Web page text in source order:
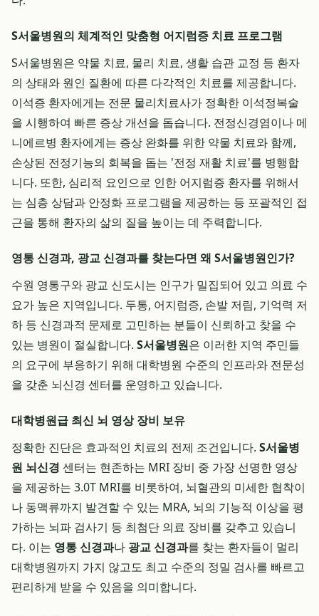
S서울병원의 체계적인 맞춤형 어지럼증 치료 프로그램
S서울병원은 약물 치료, 물리 치료, 생활 습관 교정 등 환자
의 상태와 원인 질환에 따른 다각적인 치료를 제공합니다.
이석증 환자에게는 전문 물리치료사가 정확한 이석정복술
을 시행하여 빠른 증상 개선을 돕습니다. 전정신경염이나 메
니에르병 환자에게는 증상 완화를 위한 약물 치료와 함께,
손상된 전정기능의 회복을 돕는 '전정 재활 치료'를 병행합
니다. 또한, 심리적 요인으로 인한 어지럼증 환자를 위해서
는 심층 상담과 안정화 프로그램을 제공하는 등 포괄적인 접
근을 통해 환자의 삶의 질을 높이는 데 주력합니다.
영통 신경과, 광교 신경과를 찾는다면 왜 S서울병원인가?
수원 영통구와 광교 신도시는 인구가 밀집되어 있고 의료 수
요가 높은 지역입니다. 두통, 어지럼증, 손발 저림, 기억력 저
하 등 신경과적 문제로 고민하는 분들이 신뢰하고 찾을 수
있는 병원이 절실합니다. S서울병원은 이러한 지역 주민들
의 요구에 부응하기 위해 대학병원 수준의 인프라와 전문성
을 갖춘 뇌신경 센터를 운영하고 있습니다.
대학병원급 최신 뇌 영상 장비 보유
정확한 진단은 효과적인 치료의 전제 조건입니다. S서울병
원 뇌신경 센터는 현존하는 MRI 장비 중 가장 선명한 영상
을 제공하는 3.0T MRI를 비롯하여, 뇌혈관의 미세한 협착이
나 동맥류까지 발견할 수 있는 MRA, 뇌의 기능적 이상을 평
가하는 뇌파 검사기 등 최첨단 의료 장비를 갖추고 있습니
다. 이는 영통 신경과나 광교 신경과를 찾는 환자들이 멀리
대학병원까지 가지 않고도 최고 수준의 정밀 검사를 빠르고
편리하게 받을 수 있음을 의미합니다.